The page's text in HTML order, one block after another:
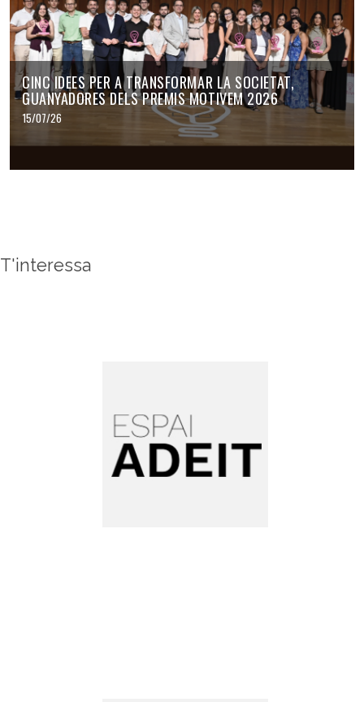
CINC IDEES PER A TRANSFORMAR LA SOCIETAT,
GUANYADORES DELS PREMIS MOTIVEM 2026
15/07/26
T'interessa